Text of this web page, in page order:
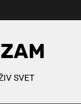
SVET